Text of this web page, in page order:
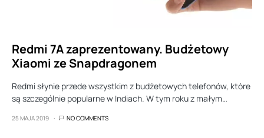
Redmi 7A zaprezentowany. Budżetowy
Xiaomi ze Snapdragonem
Redmi słynie przede wszystkim z budżetowych telefonów, które
są szczególnie popularne w Indiach. W tym roku z małym…
25 MAJA 2019 NO COMMENTS